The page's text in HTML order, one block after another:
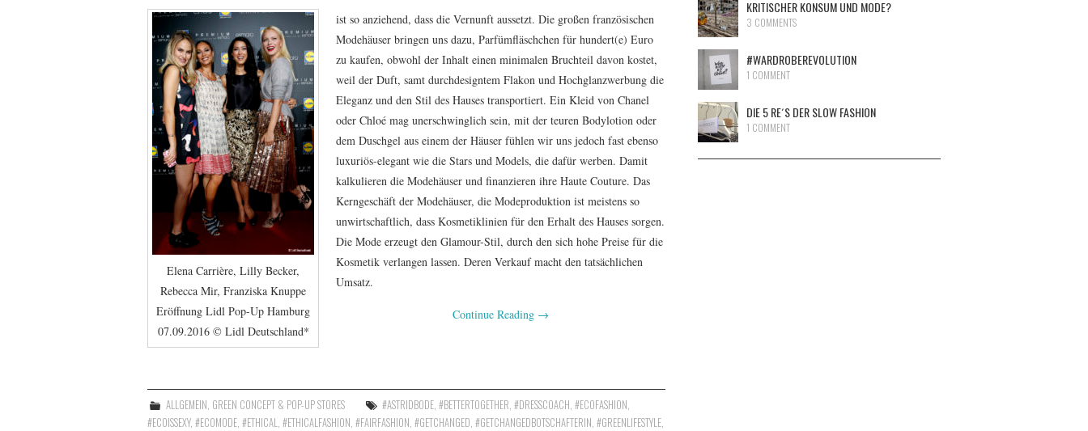
Elena Carrière, Lilly Becker,
Rebecca Mir, Franziska Knuppe
Eröffnung Lidl Pop-Up Hamburg
07.09.2016 © Lidl Deutschland*
ist so anziehend, dass die Vernunft aussetzt. Die großen französischen
Modehäuser bringen uns dazu, Parfümfläschchen für hundert(e) Euro
zu kaufen, obwohl der Inhalt einen minimalen Bruchteil davon kostet,
weil der Duft, samt durchdesigntem Flakon und Hochglanzwerbung die
Eleganz und den Stil des Hauses transportiert. Ein Kleid von Chanel
oder Chloé mag unerschwinglich sein, mit der teuren Bodylotion oder
dem Duschgel aus einem der Häuser fühlen wir uns jedoch fast ebenso
luxuriös-elegant wie die Stars und Models, die dafür werben. Damit
kalkulieren die Modehäuser und finanzieren ihre Haute Couture. Das
Kerngeschäft der Modehäuser, die Modeproduktion ist meistens so
unwirtschaftlich, dass Kosmetiklinien für den Erhalt des Hauses sorgen.
Die Mode erzeugt den Glamour-Stil, durch den sich hohe Preise für die
Kosmetik verlangen lassen. Deren Verkauf macht den tatsächlichen
Umsatz.
Continue Reading →
ALLGEMEIN, GREEN CONCEPT & POP-UP STORES #ASTRIDBODE,#BETTERTOGETHER,#DRESSCOACH,#ECOFASHION,
#ECOISSEXY, #ECOMODE, #ETHICAL, #ETHICALFASHION, #FAIRFASHION, #GETCHANGED, #GETCHANGEDBOTSCHAFTERIN, #GREENLIFESTYLE,
KRITISCHER KONSUM UND MODE?
3 COMMENTS
#WARDROBEREVOLUTION
1 COMMENT
DIE 5 RE´S DER SLOW FASHION
1 COMMENT